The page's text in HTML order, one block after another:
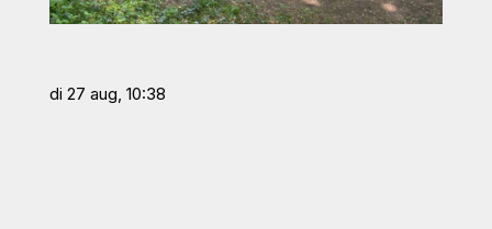
di 27 aug, 10:38